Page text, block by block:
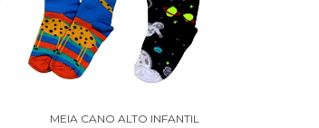
MEIA CANO ALTO INFANTIL